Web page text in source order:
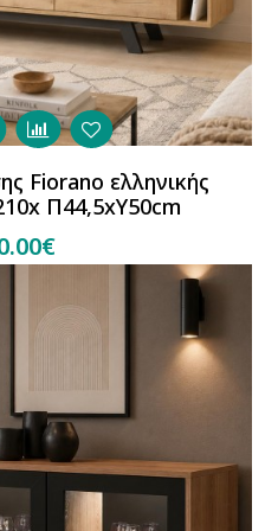
Fiorano ελληνικής
Π44,5xΥ50cm